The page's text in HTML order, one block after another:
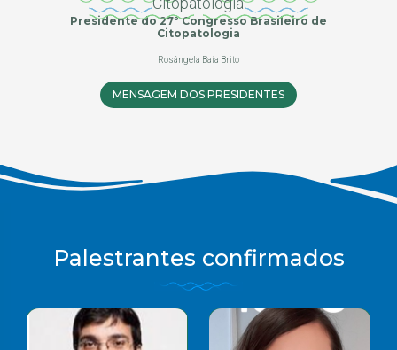
Presidente do 27º Congresso Brasileiro de
Citopatologia
Rosângela Baía Brito
MENSAGEM DOS PRESIDENTES
Palestrantes confirmados